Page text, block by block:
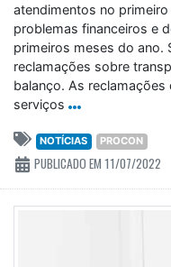
atendimentos no
problemas financeiros e
primeiros meses do ano.
reclamações sobre
balanço. As
serviços
NOTÍCIAS PROCON
PUBLICADO EM 11/07/2022